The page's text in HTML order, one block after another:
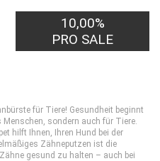
10,00%
PRO SALE
für Tiere! Gesundheit beginnt
sondern auch für Tiere.
hilft Ihnen, Ihren Hund bei der
Zähneputzen ist die
gesund zu halten – auch bei